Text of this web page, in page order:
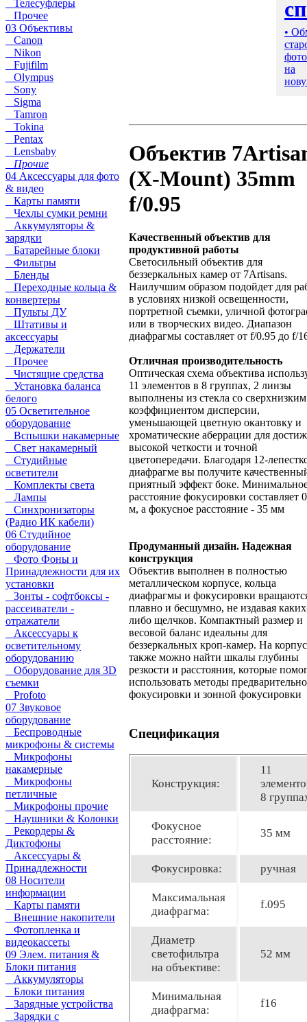
Телесуфлеры
Прочее
03 Объективы
Canon
Nikon
Fujifilm
Olympus
Sony
Sigma
Tamron
Tokina
Pentax
Lensbaby
Прочие
04 Аксессуары для фото
& видео
Карты памяти
Чехлы сумки ремни
Аккумуляторы &
зарядки
Батарейные блоки
Фильтры
Бленды
Переходные кольца &
конвертеры
Пульты ДУ
Штативы и
аксессуары
Держатели
Прочее
Чистящие средства
Установка баланса
белого
05 Осветительное
оборудование
Вспышки накамерные
Свет накамерный
Студийные
осветители
Комплекты света
Лампы
Синхронизаторы
(Радио ИК кабели)
06 Студийное
оборудование
Фото Фоны и
Принадлежности для их
установки
Зонты - софтбоксы -
рассеиватели -
отражатели
Аксессуары к
осветительному
оборудованию
Оборудование для 3D
съемки
Profoto
07 Звуковое
оборудование
Беспроводные
микрофоны & системы
Микрофоны
накамерные
Микрофоны
петличные
Микрофоны прочие
Наушники & Колонки
Рекордеры &
Диктофоны
Аксессуары &
Принадлежности
08 Носители
информации
Карты памяти
Внешние накопители
Фотопленка и
видеокассеты
09 Элем. питания &
Блоки питания
Аккумуляторы
Блоки питания
Зарядные устройства
Зарядки с
•
на
Объектив
(X-Mount) 35mm
f/0.95
Качественный объектив для
продуктивной работы
Светосильный объектив для
беззеркальных камер от 7Artisans.
Наилучшим образом подойдет для
в условиях низкой освещенности,
портретной съемки, уличной
или в творческих видео. Диапазон
диафрагмы составляет от f/0.95 до f/
Отличная производительность
Оптическая схема объектива
11 элементов в 8 группах, 2 линзы
выполнены из стекла со сверхнизким
коэффициентом дисперсии,
уменьшающей цветную окантовку и
хроматические аберрации для
высокой четкости и точной
цветопередачи. Благодаря 12-
диафрагме вы получите
приятный эффект боке.
расстояние фокусировки составляет
м, а фокусное расстояние - 35 мм
Продуманный дизайн. Надежная
конструкция
Объектив выполнен в полностью
металлическом корпусе, кольца
диафрагмы и фокусировки
плавно и бесшумно, не издавая
либо щелчков. Компактный размер и
весовой баланс идеальны для
беззеркальных кроп-камер. На
также можно найти шкалы глубины
резкости и расстояния, которые
использовать методы
фокусировки и зонной фокусировки
Спецификация
Конструкция:
11
8
Фокусное
расстояние:
35 мм
Фокусировка: ручная
Максимальная
диафрагма:
f.095
Диаметр
светофильтра
на объективе:
52 мм
Минимальная
диафрагма:
f16